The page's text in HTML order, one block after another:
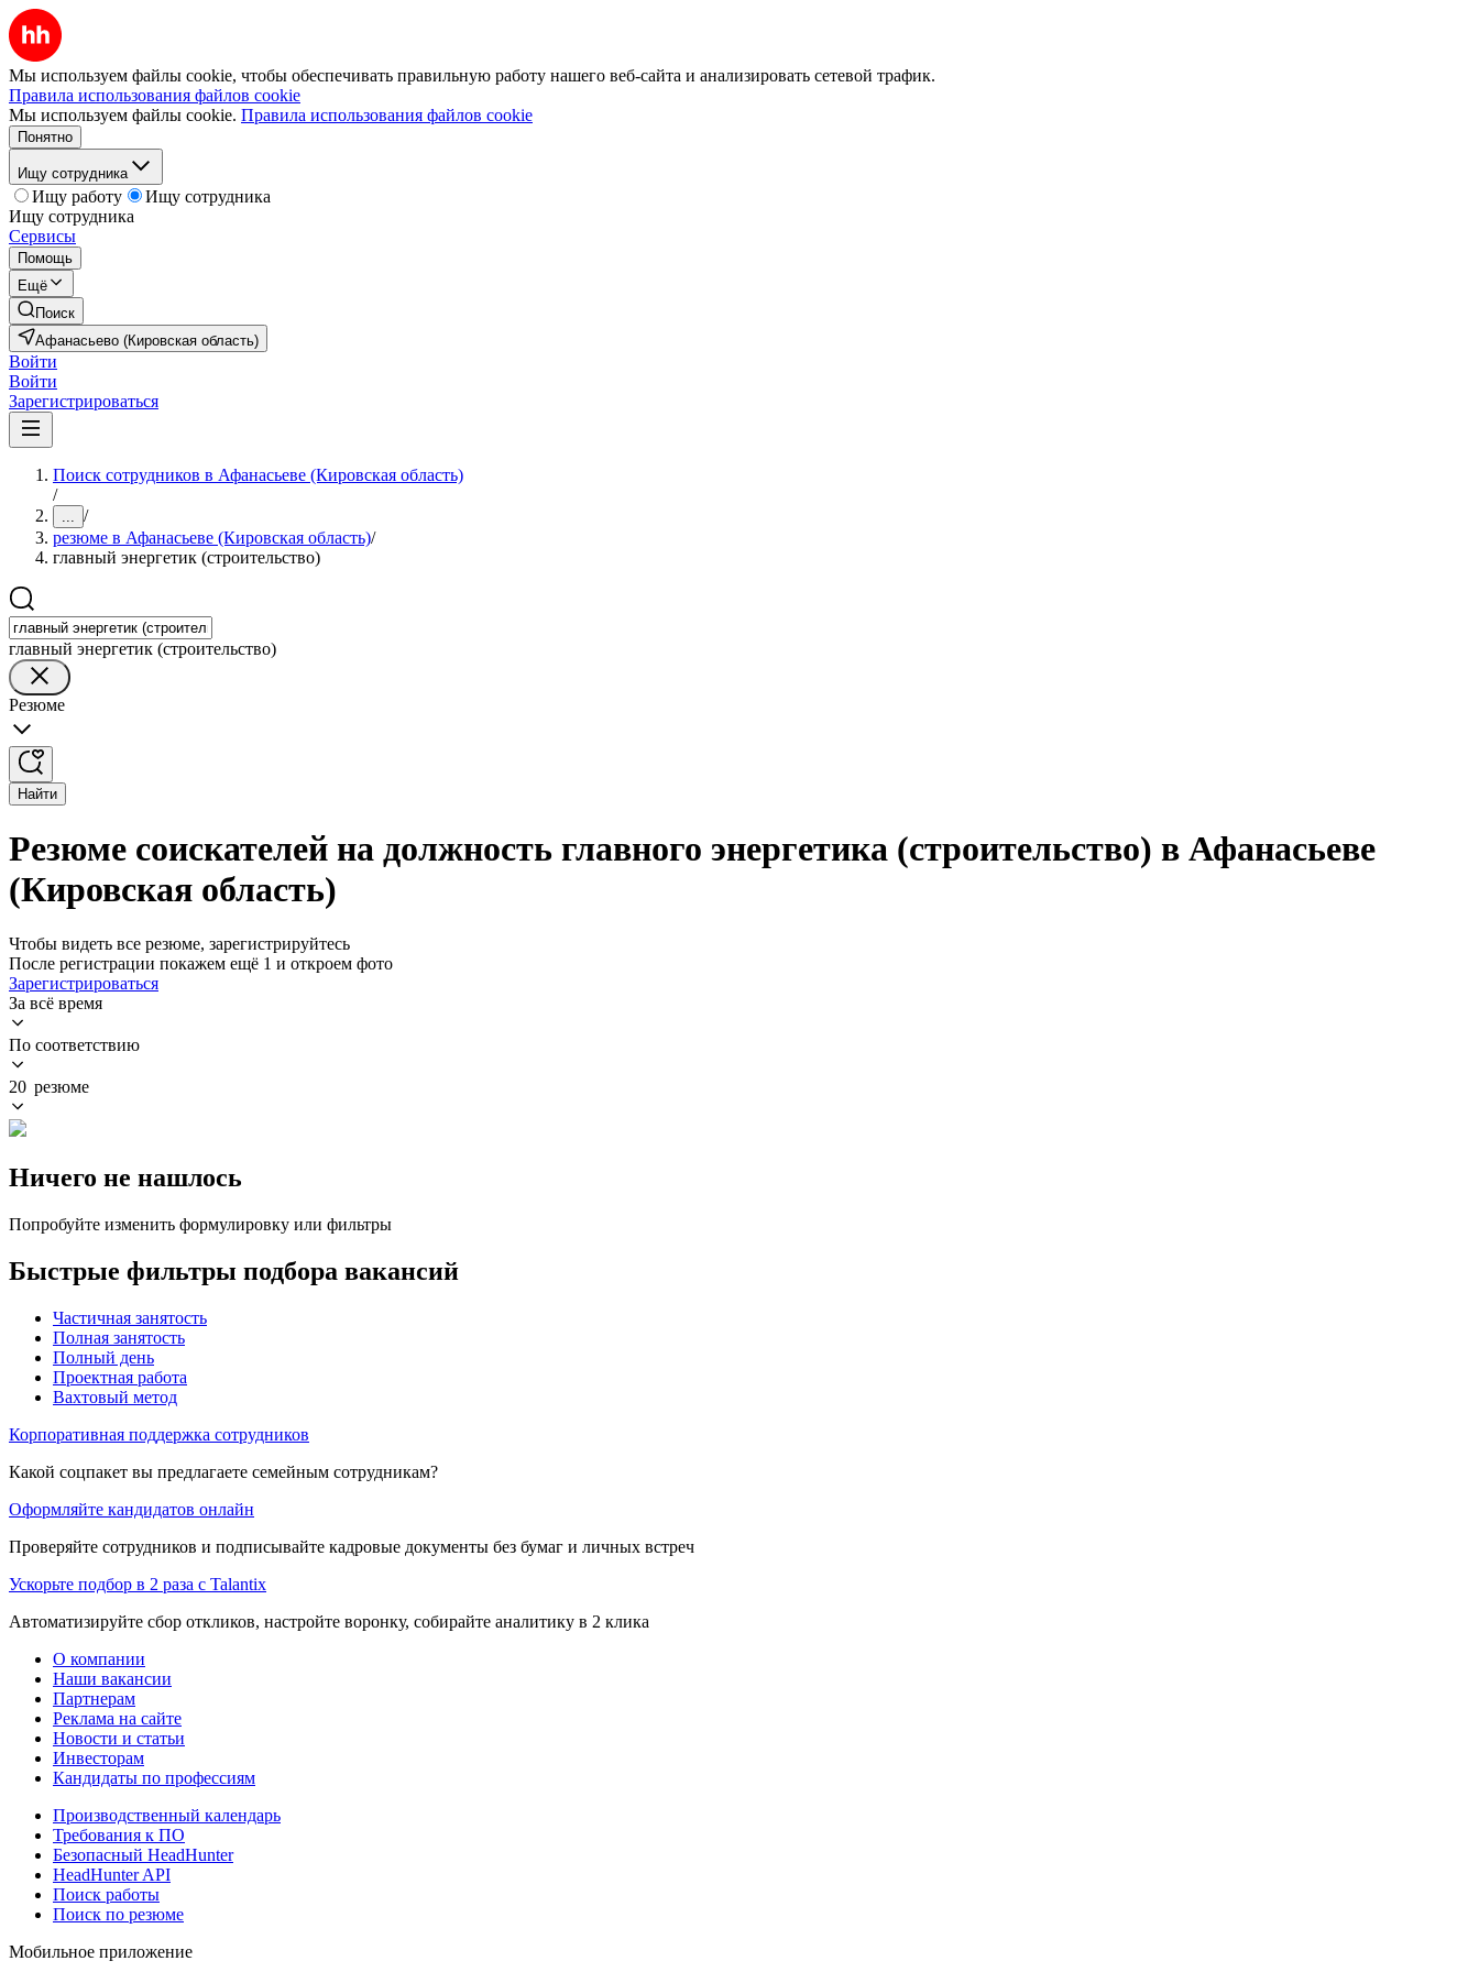
Мы используем файлы cookie, чтобы обеспечивать правильную работу нашего веб-сайта и анализировать сетевой трафик.
Правила использования файлов cookie
Мы используем файлы cookie. Правила использования файлов cookie
Понятно
Ищу сотрудника
Ищу работу
Ищу сотрудника
Ищу сотрудника
Сервисы
Помощь
Ещё
Поиск
Афанасьево (Кировская область)
Войти
Войти
Зарегистрироваться
Поиск сотрудников в Афанасьеве (Кировская область)
/
... /
резюме в Афанасьеве (Кировская область)/
главный энергетик (строительство)
главный энергетик (строительство)
Резюме
Найти
Резюме соискателей на должность главного энергетика (строительство) в Афанасьеве
(Кировская область)
Чтобы видеть все резюме, зарегистрируйтесь
После регистрации покажем ещё 1 и откроем фото
Зарегистрироваться
За всё время
По соответствию
20 резюме
Ничего не нашлось
Попробуйте изменить формулировку или фильтры
Быстрые фильтры подбора вакансий
Частичная занятость
Полная занятость
Полный день
Проектная работа
Вахтовый метод
Корпоративная поддержка сотрудников
Какой соцпакет вы предлагаете семейным сотрудникам?
Оформляйте кандидатов онлайн
Проверяйте сотрудников и подписывайте кадровые документы без бумаг и личных встреч
Ускорьте подбор в 2 раза с Talantix
Автоматизируйте сбор откликов, настройте воронку, собирайте аналитику в 2 клика
О компании
Наши вакансии
Партнерам
Реклама на сайте
Новости и статьи
Инвесторам
Кандидаты по профессиям
Производственный календарь
Требования к ПО
Безопасный HeadHunter
HeadHunter API
Поиск работы
Поиск по резюме
Мобильное приложение